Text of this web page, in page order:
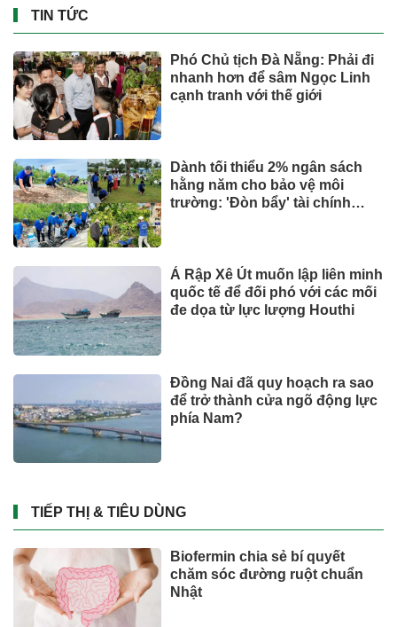
TIN TỨC
Phó Chủ tịch Đà Nẵng: Phải đi
nhanh hơn để sâm Ngọc Linh
cạnh tranh với thế giới
Dành tối thiểu 2% ngân sách
hằng năm cho bảo vệ môi
trường: 'Đòn bẩy' tài chính
Ả Rập Xê Út muốn lập liên minh
quốc tế để đối phó với các mối
đe dọa từ lực lượng Houthi
Đồng Nai đã quy hoạch ra sao
để trở thành cửa ngõ động lực
phía Nam?
TIẾP THỊ & TIÊU DÙNG
Biofermin chia sẻ bí quyết
chăm sóc đường ruột chuẩn
Nhật